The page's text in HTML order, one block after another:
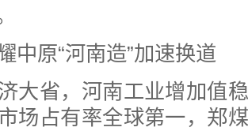
中原“河南造”加速换道
省，河南工业增加值稳
场占有率全球第一，郑